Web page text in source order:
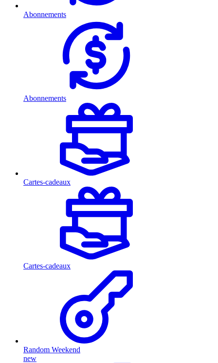
Abonnements
Abonnements
Cartes-cadeaux
Cartes-cadeaux
Random Weekend
new